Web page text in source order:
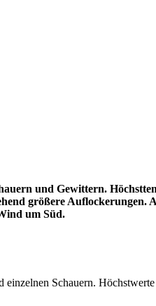
und Gewittern.
größere Auflockerungen.
um Süd.
Schauern.